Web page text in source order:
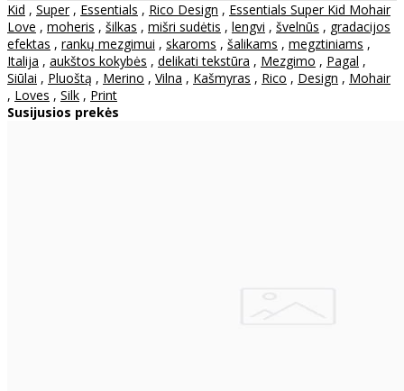
Kid , Super, Essentials , Rico Design , Essentials Super Kid Mohair
Love , moheris , šilkas , mišri sudėtis , lengvi , švelnūs , gradacijos
efektas , rankų mezgimui , skaroms , šalikams , megztiniams ,
Italija , aukštos kokybės , delikati tekstūra , Mezgimo , Pagal ,
Siūlai , Pluoštą , Merino , Vilna , Kašmyras , Rico , Design , Mohair
, Loves , Silk , Print
Susijusios prekės